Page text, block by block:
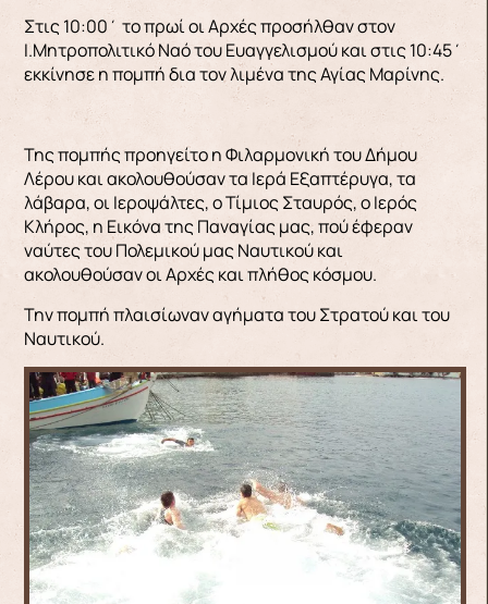
Στις 10:00΄ το πρωί οι Αρχές προσήλθαν στον
Ι.Μητροπολιτικό Ναό του Ευαγγελισμού και στις 10:45΄
εκκίνησε η πομπή δια τον λιμένα της Αγίας Μαρίνης.
Της πομπής προηγείτο η Φιλαρμονική του Δήμου
Λέρου και ακολουθούσαν τα Ιερά Εξαπτέρυγα, τα
λάβαρα, οι Ιεροψάλτες, ο Τίμιος Σταυρός, ο Ιερός
Κλήρος, η Εικόνα της Παναγίας μας, πού έφεραν
ναύτες του Πολεμικού μας Ναυτικού και
ακολουθούσαν οι Αρχές και πλήθος κόσμου.
Την πομπή πλαισίωναν αγήματα του Στρατού και του
Ναυτικού.